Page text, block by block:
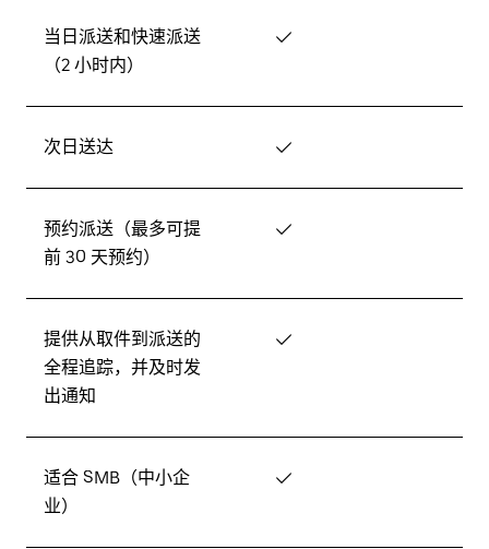
当日派送和快速派送
（2 小时内）
✓
次日送达 ✓
预约派送（最多可提
前 30 天预约）
✓
提供从取件到派送的
全程追踪，并及时发
出通知
✓
适合 SMB（中小企
业）
✓